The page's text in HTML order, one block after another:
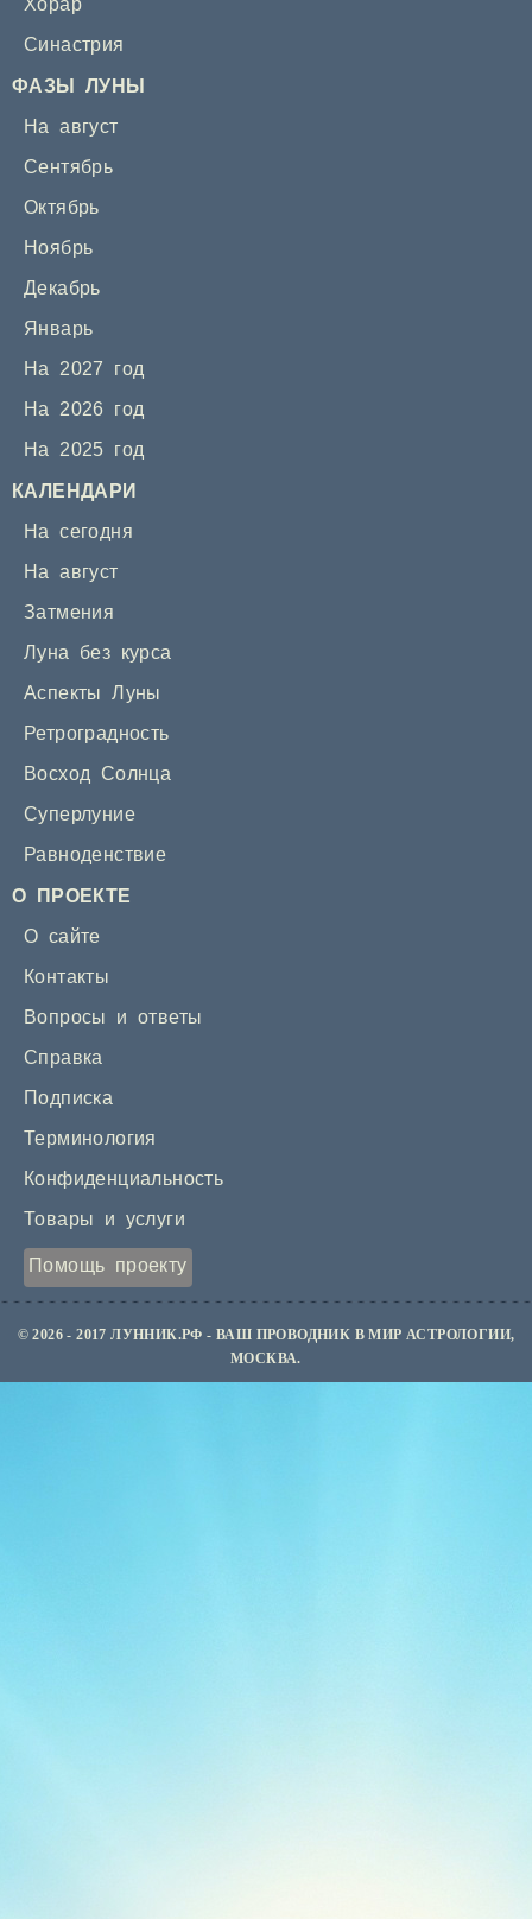
Хорар
Синастрия
ФАЗЫ ЛУНЫ
На август
Сентябрь
Октябрь
Ноябрь
Декабрь
Январь
На 2027 год
На 2026 год
На 2025 год
КАЛЕНДАРИ
На сегодня
На август
Затмения
Луна без курса
Аспекты Луны
Ретроградность
Восход Солнца
Суперлуние
Равноденствие
О ПРОЕКТЕ
О сайте
Контакты
Вопросы и ответы
Справка
Подписка
Терминология
Конфиденциальность
Товары и услуги
Помощь проекту
© 2026 - 2017 ЛУННИК.РФ - ВАШ ПРОВОДНИК В МИР АСТРОЛОГИИ,
МОСКВА.